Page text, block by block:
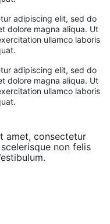
adipiscing elit, sed do
dolore magna aliqua. Ut
ullamco laboris
adipiscing elit, sed do
dolore magna aliqua. Ut
ullamco laboris
amet, consectetur
non felis